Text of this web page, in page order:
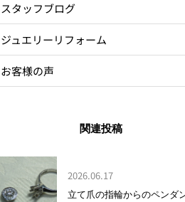
スタッフブログ
ジュエリーリフォーム
お客様の声
関連投稿
2026.06.17
立て爪の指輪からのペンダ